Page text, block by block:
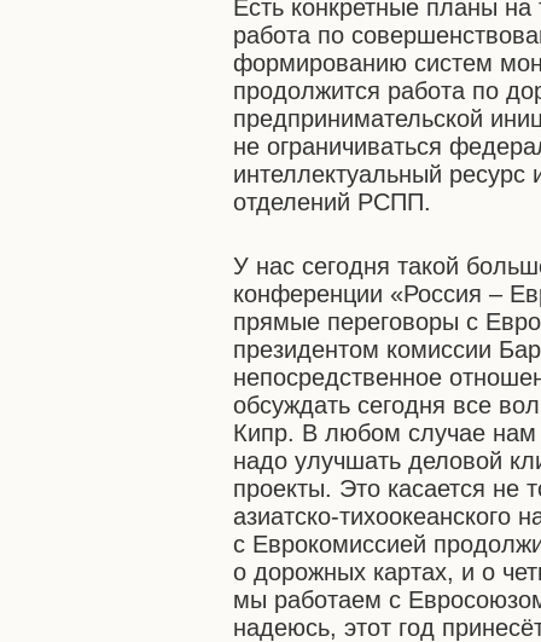
Есть конкретные планы
работа по
формированию систем
продолжится работа по
предпринимательской
не ограничиваться
интеллектуальный ресурс
отделений РСПП.
У нас сегодня такой
конференции «Россия –
прямые переговоры с
президентом комиссии
непосредственное
обсуждать сегодня все
Кипр. В любом случае
надо улучшать деловой
проекты. Это касается не
азиатско-
с Еврокомиссией
о дорожных картах, и о
мы работаем с
надеюсь, этот год